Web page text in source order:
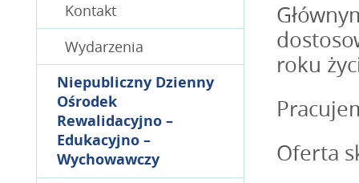
Kontakt
Wydarzenia
Niepubliczny Dzienny
Ośrodek
Rewalidacyjno –
Edukacyjno –
Wychowawczy
roku
Oferta